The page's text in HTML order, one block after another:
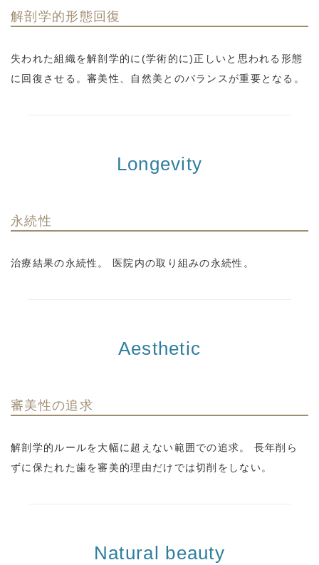
解剖学的形態回復
失われた組織を解剖学的に(学術的に)正しいと思われる形態
に回復させる。審美性、自然美とのバランスが重要となる。
Longevity
永続性
治療結果の永続性。 医院内の取り組みの永続性。
Aesthetic
審美性の追求
解剖学的ルールを大幅に超えない範囲での追求。 長年削ら
ずに保たれた歯を審美的理由だけでは切削をしない。
Natural beauty